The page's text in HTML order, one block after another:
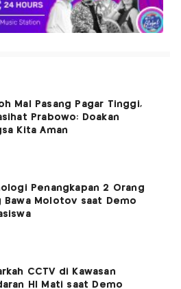
Mal Pasang Pagar Tinggi,
Prabowo: Doakan
Kita Aman
Penangkapan 2 Orang
Bawa Molotov saat Demo
CCTV di Kawasan
HI Mati saat Demo